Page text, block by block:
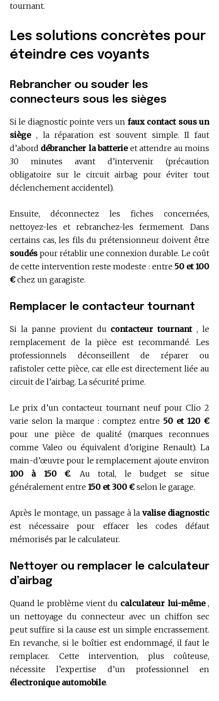
tournant.
Les solutions concrètes pour
éteindre ces voyants
Rebrancher ou souder les
connecteurs sous les sièges
Si le diagnostic pointe vers un faux contact sous un
siège, la réparation est souvent simple. Il faut
d’abord débrancher la batterieet attendre au moins
30 minutes avant d’intervenir (précaution
obligatoire sur le circuit airbag pour éviter tout
déclenchement accidentel).
Ensuite, déconnectez les fiches concernées,
nettoyez-les et rebranchez-les fermement. Dans
certains cas, les fils du prétensionneur doivent être
soudés pour rétablir une connexion durable. Le coût
de cette intervention reste modeste : entre 50 et 100
€chez un garagiste.
Remplacer le contacteur tournant
Si la panne provient du contacteur tournant, le
remplacement de la pièce est recommandé. Les
professionnels déconseillent de réparer ou
rafistoler cette pièce, car elle est directement liée au
circuit de l’airbag. La sécurité prime.
Le prix d’un contacteur tournant neuf pour Clio 2
varie selon la marque : comptez entre 50 et 120 €
pour une pièce de qualité (marques reconnues
comme Valeo ou équivalent d’origine Renault). La
main-d’œuvre pour le remplacement ajoute environ
100 à 150 €. Au total, le budget se situe
généralement entre 150 et 300 €selon le garage.
Après le montage, un passage à la valise diagnostic
est nécessaire pour effacer les codes défaut
mémorisés par le calculateur.
Nettoyer ou remplacer le calculateur
d’airbag
Quand le problème vient du calculateur lui-même,
un nettoyage du connecteur avec un chiffon sec
peut suffire si la cause est un simple encrassement.
En revanche, si le boîtier est endommagé, il faut le
remplacer. Cette intervention, plus coûteuse,
nécessite l’expertise d’un professionnel en
électronique automobile.